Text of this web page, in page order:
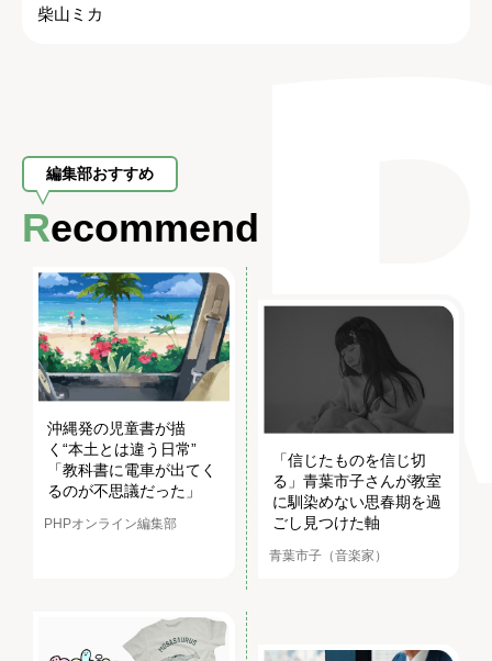
柴山ミカ
編集部おすすめ
Recommend
沖縄発の児童書が描
く“本土とは違う日常”
「教科書に電車が出てく
るのが不思議だった」
PHPオンライン編集部
「信じたものを信じ切
る」青葉市子さんが教室
に馴染めない思春期を過
ごし見つけた軸
青葉市子（音楽家）